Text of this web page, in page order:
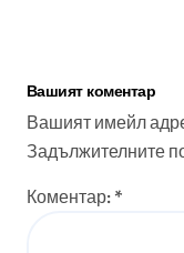
Вашият коментар
Вашият имейл
Задължителните
Коментар: *